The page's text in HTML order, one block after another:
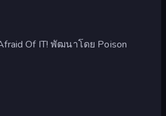
Of IT! พัฒนาโดย Poison